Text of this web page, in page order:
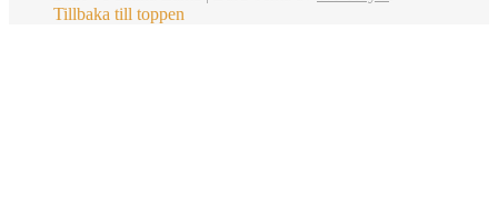
Tillbaka till toppen